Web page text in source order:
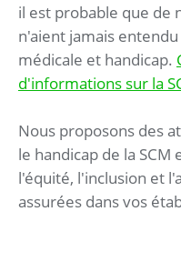
il est probable que de
n'aient jamais
médicale et handicap.
d'informations sur la
Nous proposons des
le handicap de la
l'équité, l'inclusion et
assurées dans vos